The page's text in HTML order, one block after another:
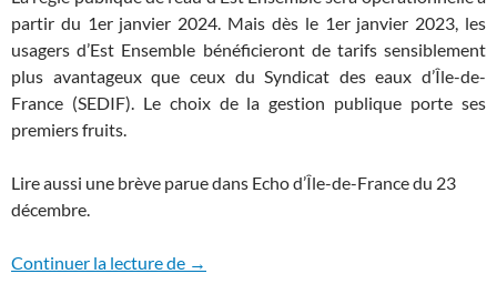
partir du 1er janvier 2024. Mais dès le 1er janvier 2023, les
usagers d’Est Ensemble bénéficieront de tarifs sensiblement
plus avantageux que ceux du Syndicat des eaux d’Île-de-
France (SEDIF). Le choix de la gestion publique porte ses
premiers fruits.
Lire aussi une brève parue dans Echo d’Île-de-France du 23
décembre.
Continuer la lecture de Tarifs de l’eau: la grande bifurcation
→